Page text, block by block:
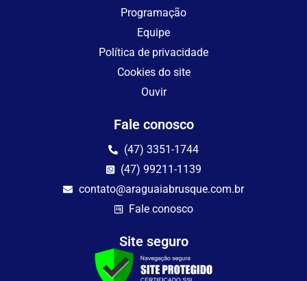
Programação
Equipe
Política de privacidade
Cookies do site
Ouvir
Fale conosco
(47) 3351-1744
(47) 99211-1139
contato@araguaiabrusque.com.br
Fale conosco
Site seguro